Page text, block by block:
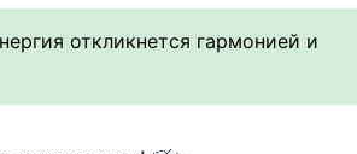
откликнется гармонией и